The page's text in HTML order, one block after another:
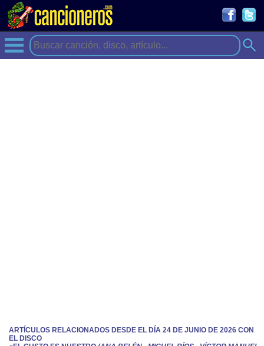
ARTÍCULOS RELACIONADOS DESDE EL DÍA 24 DE JUNIO DE 2026 CON
EL DISCO